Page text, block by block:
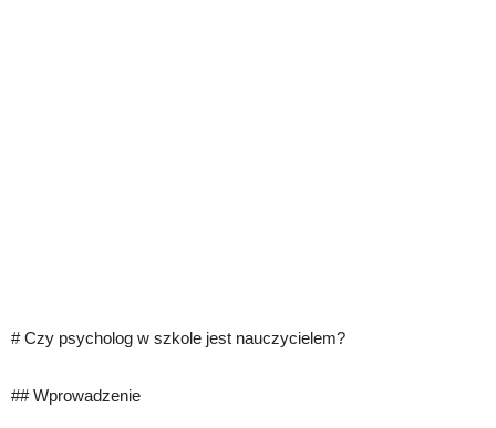
# Czy psycholog w szkole jest nauczycielem?
## Wprowadzenie